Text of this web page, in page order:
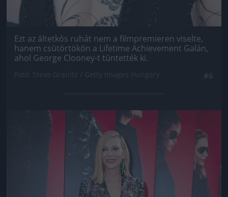
Ezt az áltetkós ruhát nem a filmpremieren viselte,
hanem csütörtökön a Lifetime Achievement Galán,
ahol George Clooney-t tüntették ki.
Jön még kép!